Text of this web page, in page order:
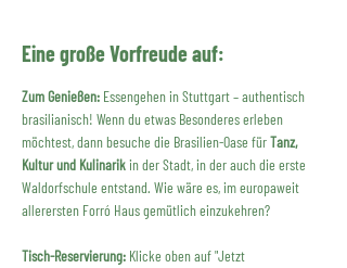
Eine große Vorfreude auf:
Zum Genießen: Essengehen in Stuttgart – authentisch
brasilianisch! Wenn du etwas Besonderes erleben
möchtest, dann besuche die Brasilien-Oase für Tanz,
Kultur und Kulinarik in der Stadt, in der auch die erste
Waldorfschule entstand. Wie wäre es, im europaweit
allerersten Forró Haus gemütlich einzukehren?
Tisch-Reservierung: Klicke oben auf "Jetzt